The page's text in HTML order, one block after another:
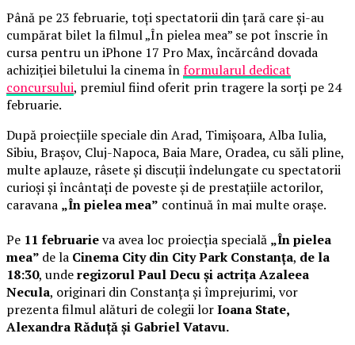
Până pe 23 februarie, toți spectatorii din țară care și-au
cumpărat bilet la filmul „În pielea mea” se pot înscrie în
cursa pentru un iPhone 17 Pro Max, încărcând dovada
achiziției biletului la cinema înformularul dedicat
concursului, premiul fiind oferit prin tragere la sorți pe 24
februarie.
După proiecțiile speciale din Arad, Timișoara, Alba Iulia,
Sibiu, Brașov, Cluj-Napoca, Baia Mare, Oradea, cu săli pline,
multe aplauze, râsete și discuții îndelungate cu spectatorii
curioși și încântați de poveste și de prestațiile actorilor,
caravana „În pielea mea” continuă în mai multe orașe.
Pe 11 februarieva avea loc proiecția specială „În pielea
mea” de la Cinema City din City Park Constanța, de la
18:30, underegizorul Paul Decu și actrița Azaleea
Necula, originari din Constanța și împrejurimi, vor
prezenta filmul alături de colegii lorIoana State,
Alexandra Răduță și Gabriel Vatavu.